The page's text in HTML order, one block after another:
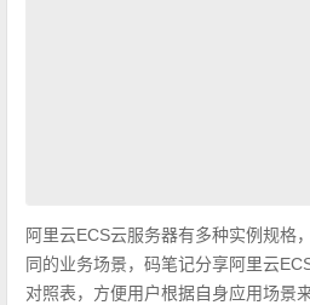
阿里云ECS云服务器有多种实例规格
同的业务场景，码笔记分享阿里云
对照表，方便用户根据自身应用场景